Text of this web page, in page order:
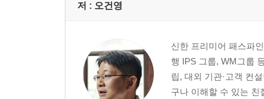
저 : 오건영
신한 프리미어 패스파
행 IPS 그룹, WM그룹
립, 대외 기관·고객 컨
구나 이해할 수 있는 친